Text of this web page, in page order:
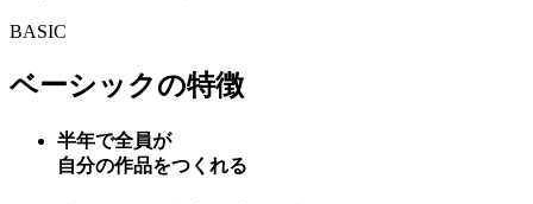
BASIC
ベーシックの特徴
半年で全員が
自分の作品をつくれる